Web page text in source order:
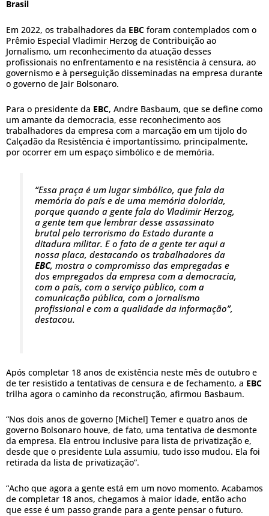
Brasil
Em 2022, os trabalhadores da EBC foram contemplados com o
Prêmio Especial Vladimir Herzog de Contribuição ao
Jornalismo, um reconhecimento da atuação desses
profissionais no enfrentamento e na resistência à censura, ao
governismo e à perseguição disseminadas na empresa durante
o governo de Jair Bolsonaro.
Para o presidente da EBC, Andre Basbaum, que se define como
um amante da democracia, esse reconhecimento aos
trabalhadores da empresa com a marcação em um tijolo do
Calçadão da Resistência é importantíssimo, principalmente,
por ocorrer em um espaço simbólico e de memória.
“Essa praça é um lugar simbólico, que fala da
memória do país e de uma memória dolorida,
porque quando a gente fala do Vladimir Herzog,
a gente tem que lembrar desse assassinato
brutal pelo terrorismo do Estado durante a
ditadura militar. E o fato de a gente ter aqui a
nossa placa, destacando os trabalhadores da
EBC, mostra o compromisso das empregadas e
dos empregados da empresa com a democracia,
com o país, com o serviço público, com a
comunicação pública, com o jornalismo
profissional e com a qualidade da informação”,
destacou.
Após completar 18 anos de existência neste mês de outubro e
de ter resistido a tentativas de censura e de fechamento, a EBC
trilha agora o caminho da reconstrução, afirmou Basbaum.
“Nos dois anos de governo [Michel] Temer e quatro anos de
governo Bolsonaro houve, de fato, uma tentativa de desmonte
da empresa. Ela entrou inclusive para lista de privatização e,
desde que o presidente Lula assumiu, tudo isso mudou. Ela foi
retirada da lista de privatização”.
“Acho que agora a gente está em um novo momento. Acabamos
de completar 18 anos, chegamos à maior idade, então acho
que esse é um passo grande para a gente pensar o futuro.